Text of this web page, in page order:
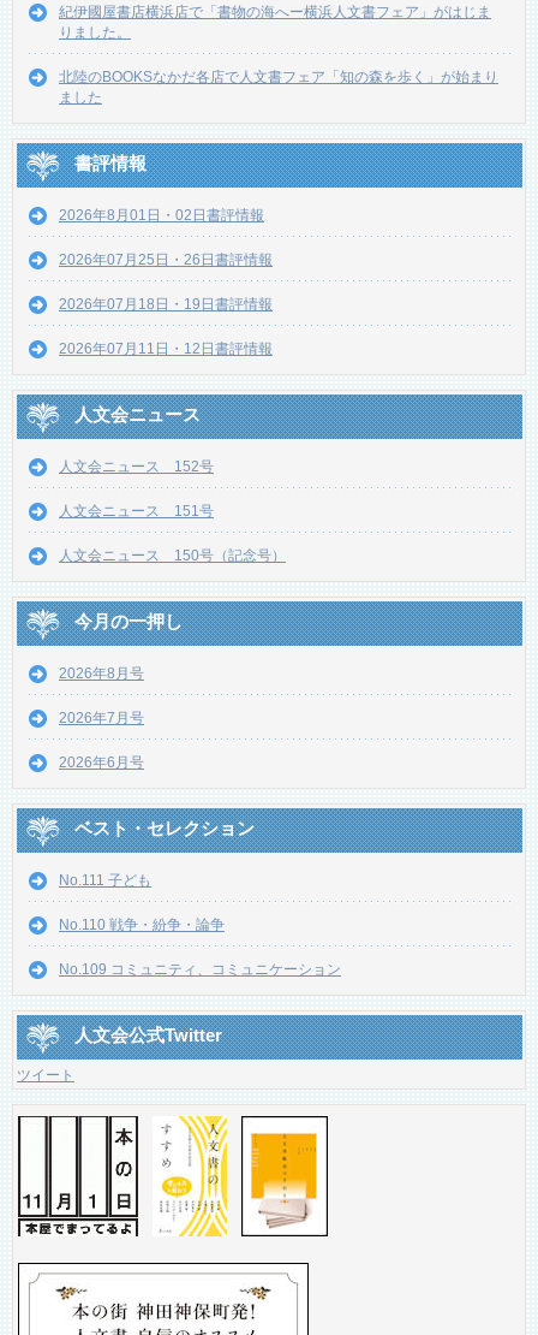
紀伊國屋書店横浜店で「書物の海へー横浜人文書フェア」がはじま
りました。
北陸のBOOKSなかだ各店で人文書フェア「知の森を歩く」が始まり
ました
書評情報
2026年8月01日・02日書評情報
2026年07月25日・26日書評情報
2026年07月18日・19日書評情報
2026年07月11日・12日書評情報
人文会ニュース
人文会ニュース 152号
人文会ニュース 151号
人文会ニュース 150号（記念号）
今月の一押し
2026年8月号
2026年7月号
2026年6月号
ベスト・セレクション
No.111 子ども
No.110 戦争・紛争・論争
No.109 コミュニティ、コミュニケーション
人文会公式Twitter
ツイート